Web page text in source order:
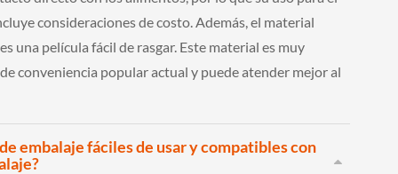
consideraciones de costo. Además, el material
una película fácil de rasgar. Este material es muy
conveniencia popular actual y puede atender mejor al
embalaje fáciles de usar y compatibles con